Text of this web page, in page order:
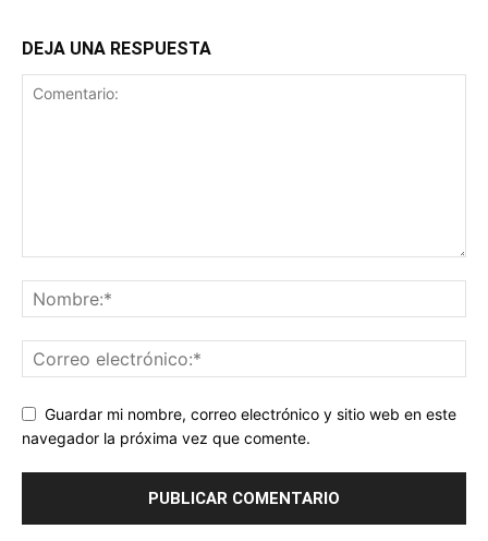
DEJA UNA RESPUESTA
Guardar mi nombre, correo electrónico y sitio web en este
navegador la próxima vez que comente.